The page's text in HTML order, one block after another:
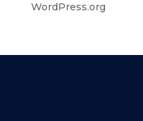
WordPress.org